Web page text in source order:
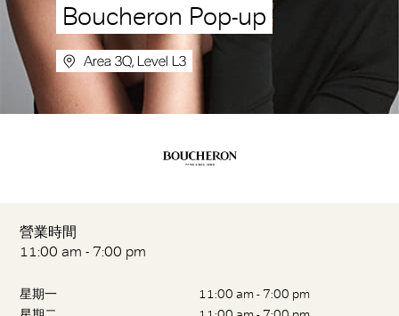
Boucheron Pop-up
Area 3Q, Level L3
營業時間
11:00 am - 7:00 pm
星期一
11:00 am - 7:00 pm